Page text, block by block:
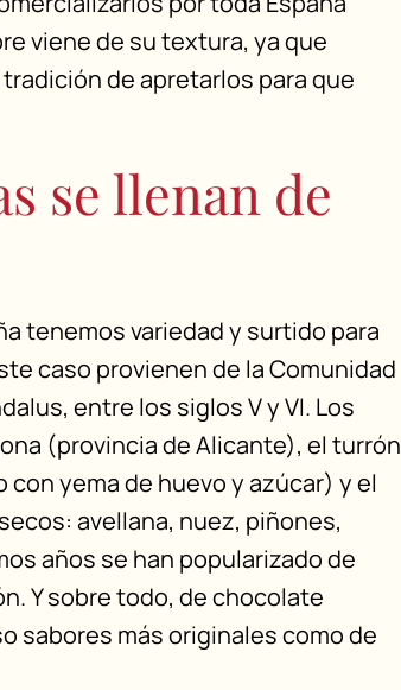
viene de su textura, ya que
de apretarlos para que
se llenan de
tenemos variedad y surtido para
caso provienen de la Comunidad
entre los siglos V y VI. Los
(provincia de Alicante), el turrón
yema de huevo y azúcar) y el
avellana, nuez, piñones,
años se han popularizado de
Y sobre todo, de chocolate
sabores más originales como de